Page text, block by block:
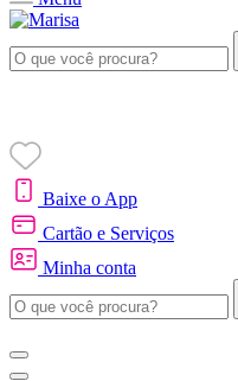
Baixe o App
Cartão e Serviços
Minha conta